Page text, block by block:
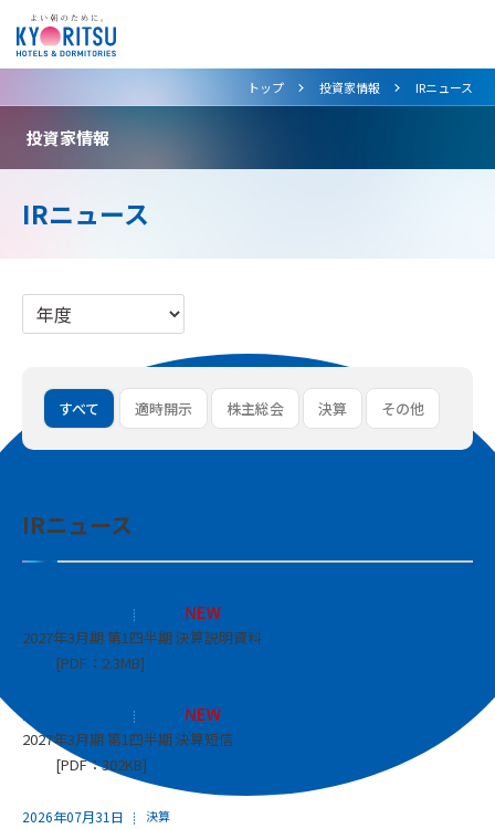
トップ >
投資家情報 >
IRニュース
投資家情報
IRニュース
すべて 適時開示 株主総会 決算 その他
IRニュース
2027年3月期 第1四半期 決算説明資料
[PDF：2.3MB]
2026年08月07日
2027年3月期 第1四半期 決算短信
[PDF：302KB]
2026年07月31日 決算